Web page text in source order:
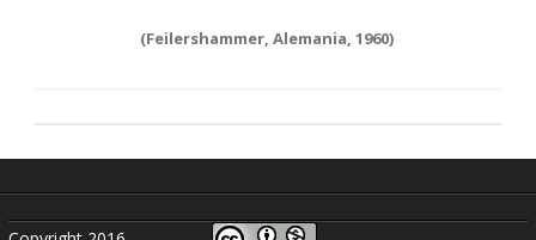
(Feilershammer, Alemania, 1960)